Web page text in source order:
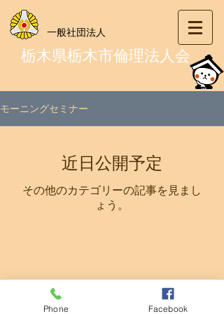
一般社団法人
栃木県栃木市倫理法人会
モーニングセミナー
近日公開予定
その他のカテゴリーの記事を見まし
ょう。
Phone Facebook